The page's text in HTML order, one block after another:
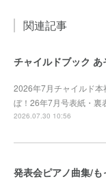
関連記事
2026年7月チャイルド本
ぼ！26年7月号表紙・裏
2026.07.30 10:56